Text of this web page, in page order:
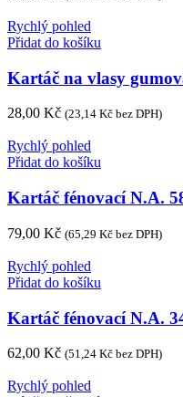
Rychlý pohled
Přidat do košíku
Kartáč na vlasy
28,00 Kč (23,14 Kč bez DPH)
Rychlý pohled
Přidat do košíku
Kartáč fénovací N.A.
79,00 Kč (65,29 Kč bez DPH)
Rychlý pohled
Přidat do košíku
Kartáč fénovací N.A.
62,00 Kč (51,24 Kč bez DPH)
Rychlý pohled